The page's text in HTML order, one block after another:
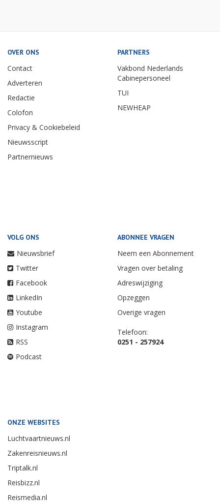
OVER ONS
Contact
Adverteren
Redactie
Colofon
Privacy & Cookiebeleid
Nieuwsscript
Partnernieuws
PARTNERS
Vakbond Nederlands
Cabinepersoneel
TUI
NEWHEAP
VOLG ONS
Nieuwsbrief
Twitter
Facebook
LinkedIn
Youtube
Instagram
RSS
Podcast
ABONNEE VRAGEN
Neem een Abonnement
Vragen over betaling
Adreswijziging
Opzeggen
Overige vragen
Telefoon:
0251 - 257924
ONZE WEBSITES
Luchtvaartnieuws.nl
Zakenreisnieuws.nl
Triptalk.nl
Reisbizz.nl
Reismedia.nl